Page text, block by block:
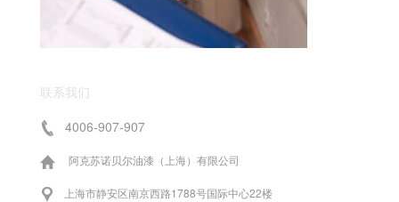
联系我们
4006-907-907
阿克苏诺贝尔油漆（上海）有限公司
上海市静安区南京西路1788号国际中心22楼